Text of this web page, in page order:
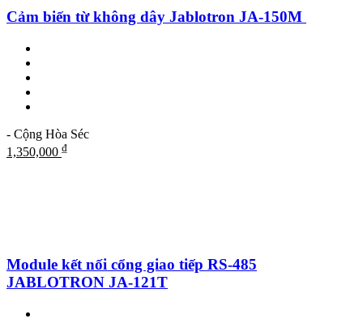
Cảm biến từ không dây Jablotron JA-150M
- Cộng Hòa Séc
1,350,000 ₫
Module kết nối cổng giao tiếp RS-485
JABLOTRON JA-121T